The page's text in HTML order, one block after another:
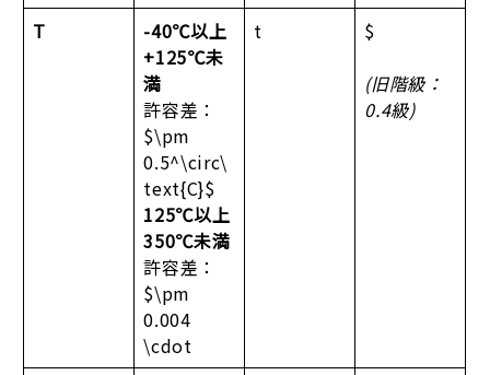
T
-40℃以上
+125℃未
満
許容差：
$\pm
0.5^\circ\
text{C}$
125℃以上
350℃未満
許容差：
$\pm
0.004
\cdot
t
$
(旧階級：
0.4級)